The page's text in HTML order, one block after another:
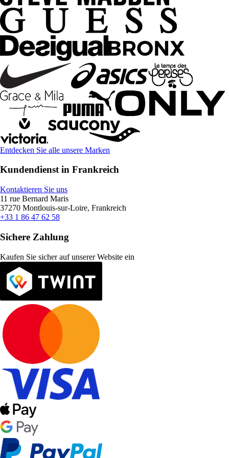
Entdecken Sie alle unsere Marken
Kundendienst in Frankreich
Kontaktieren Sie uns
11 rue Bernard Maris
37270 Montlouis-sur-Loire, Frankreich
+33 1 86 47 62 58
Sichere Zahlung
Kaufen Sie sicher auf unserer Website ein